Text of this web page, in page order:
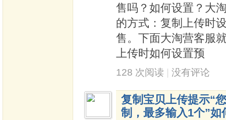
售吗？如何设置？大
的方式：复制上传时
售。下面大淘营客
上传时如何设置预
128 次阅读 没有评论
复制宝贝上传提示“
制，最多输入1个”如